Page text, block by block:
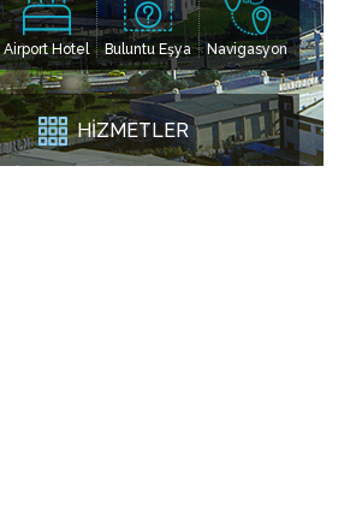
Airport Hotel Buluntu Eşya Navigasyon
HİZMETLER